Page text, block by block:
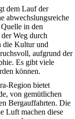
dem Lauf der
abwechslungsreiche
in den
Weg durch
die Kultur und
aufgrund der
Es gibt viele
können.
Region bietet
von gemütlichen
Bergauffahrten. Die
Luft machen diese